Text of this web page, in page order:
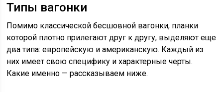
Типы вагонки
Помимо классической бесшовной вагонки, планки
которой плотно прилегают друг к другу, выделяют еще
два типа: европейскую и американскую. Каждый из
них имеет свою специфику и характерные черты.
Какие именно — рассказываем ниже.